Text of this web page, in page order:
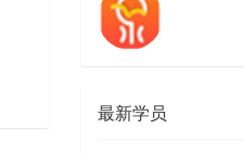
最新学员